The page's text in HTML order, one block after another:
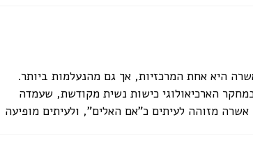
היא אחת המרכזיות, אך גם מהנעלמות ביותר.
הארכיאולוגי כישות נשית מקודשת, שעמדה
אשרה מזוהה לעיתים כ"אם האלים", ולעיתים מופיעה